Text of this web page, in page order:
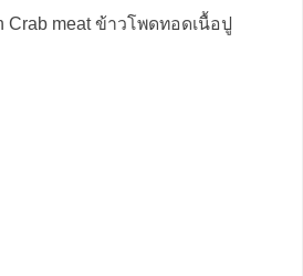
Crab meat ข้าวโพดทอดเนื้อปู